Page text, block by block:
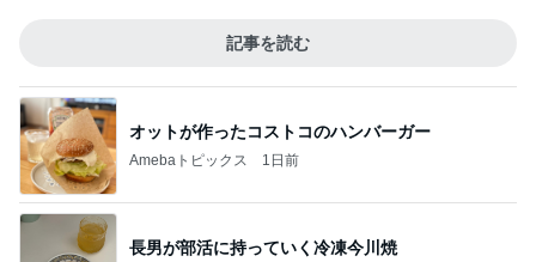
記事を読む
オットが作ったコストコのハンバーガー
Amebaトピックス 1日前
長男が部活に持っていく冷凍今川焼